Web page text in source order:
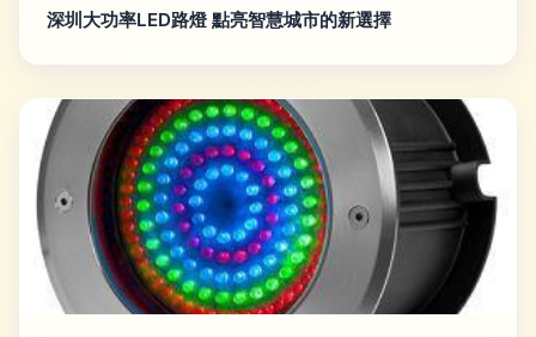
深圳大功率LED路燈 點亮智慧城市的新選擇